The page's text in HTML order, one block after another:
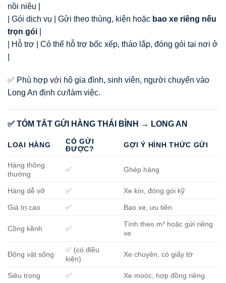
nồi niêu |
| Gói dịch vụ | Gửi theo thùng, kiện hoặc bao xe riêng nếu
trọn gói
| Hỗ trợ | Có thể hỗ trợ bốc xếp, tháo lắp, đóng gói tại nơi ở
✅ Phù hợp với hộ gia đình, sinh viên, người chuyển vào
Long An định cư/làm việc.
✅ TÓM TẮT GỬI HÀNG THÁI BÌNH → LONG AN
LOẠI HÀNG
CÓ GỬI
ĐƯỢC?
GỢI Ý HÌNH THỨC GỬI
Hàng thông
thường
✅ Ghép hàng
Hàng dễ vỡ ✅ Xe kín, đóng gói kỹ
Giá trị cao ✅ Bao xe, ưu tiên
Cồng kềnh ✅
Tính theo m³ hoặc gửi riêng
xe
Động vật sống
✅ (có điều
kiện)
Xe chuyên, có giấy tờ
Siêu trọng ✅ Xe moóc, hợp đồng riêng